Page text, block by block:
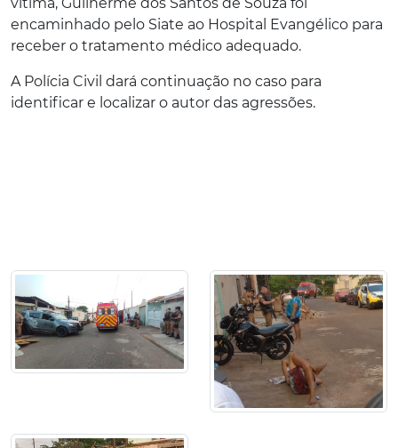
encaminhado pelo Siate ao Hospital Evangélico para
receber o tratamento médico adequado.
A Polícia Civil dará continuação no caso para
identificar e localizar o autor das agressões.